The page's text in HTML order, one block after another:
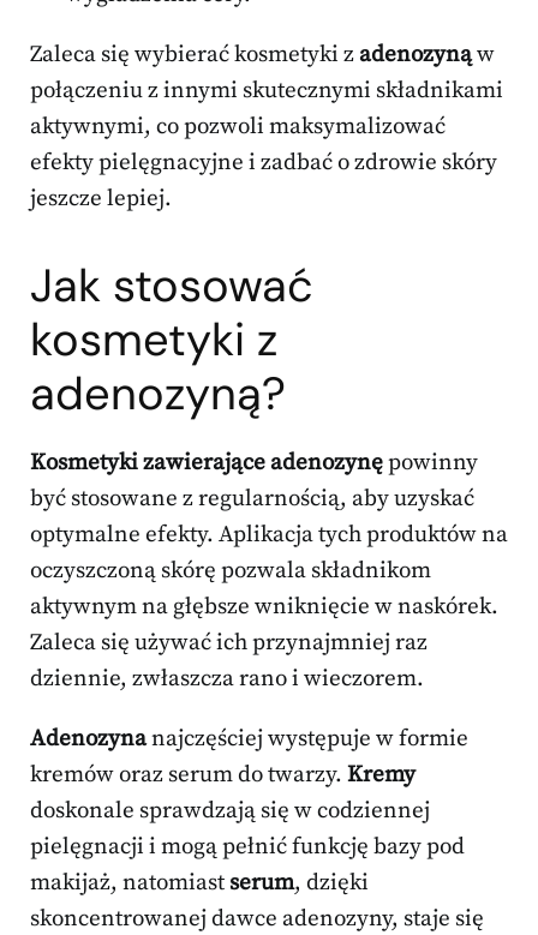
Zaleca się wybierać kosmetyki zadenozynąw
połączeniu z innymi skutecznymi składnikami
aktywnymi, co pozwoli maksymalizować
efekty pielęgnacyjne i zadbać o zdrowie skóry
jeszcze lepiej.
Jak stosować
kosmetyki z
adenozyną?
Kosmetyki zawierające adenozynępowinny
być stosowane z regularnością, aby uzyskać
optymalne efekty. Aplikacja tych produktów na
oczyszczoną skórę pozwala składnikom
aktywnym na głębsze wniknięcie w naskórek.
Zaleca się używać ich przynajmniej raz
dziennie, zwłaszcza rano i wieczorem.
Adenozynanajczęściej występuje w formie
kremów oraz serum do twarzy. Kremy
doskonale sprawdzają się w codziennej
pielęgnacji i mogą pełnić funkcję bazy pod
makijaż, natomiast serum, dzięki
skoncentrowanej dawce adenozyny, staje się